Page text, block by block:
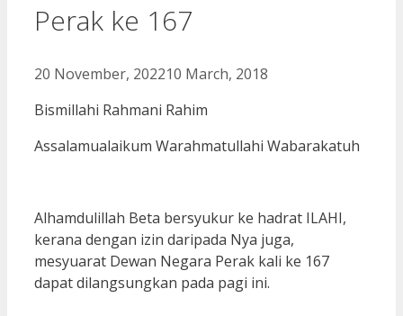
Perak ke 167
20 November, 202210 March, 2018
Bismillahi Rahmani Rahim
Assalamualaikum Warahmatullahi Wabarakatuh
Alhamdulillah Beta bersyukur ke hadrat ILAHI,
kerana dengan izin daripada Nya juga,
mesyuarat Dewan Negara Perak kali ke 167
dapat dilangsungkan pada pagi ini.